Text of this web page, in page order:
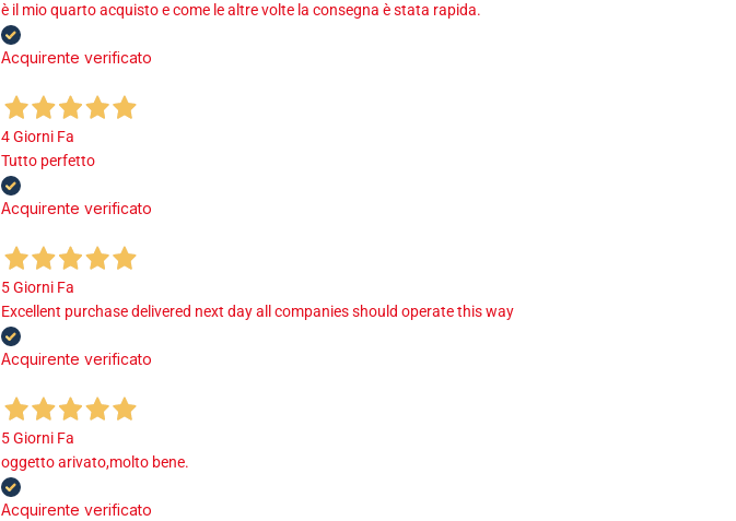
è il mio quarto acquisto e come le altre volte la consegna è stata rapida.
Acquirente verificato
4 Giorni Fa
Tutto perfetto
Acquirente verificato
5 Giorni Fa
Excellent purchase delivered next day all companies should operate this way
Acquirente verificato
5 Giorni Fa
oggetto arivato,molto bene.
Acquirente verificato